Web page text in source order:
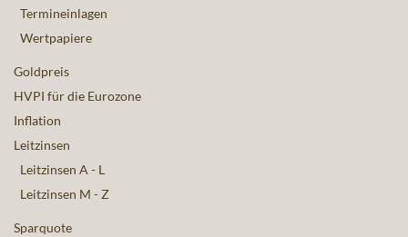
Termineinlagen
Wertpapiere
Goldpreis
HVPI für die Eurozone
Inflation
Leitzinsen
Leitzinsen A - L
Leitzinsen M - Z
Sparquote